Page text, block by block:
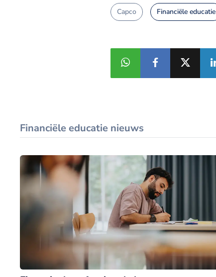
Capco Financiële educatie
Financiële educatie nieuws